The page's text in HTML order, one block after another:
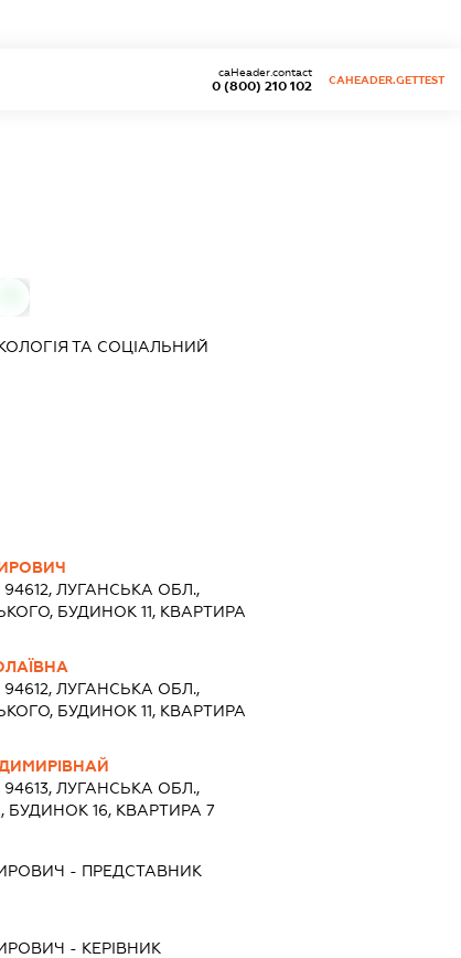
0 (800) 210 102
caHeader.contact
CAHEADER.GETTEST
ТА СОЦІАЛЬНИЙ
94612, ЛУГАНСЬКА ОБЛ.,
БУДИНОК 11, КВАРТИРА
94612, ЛУГАНСЬКА ОБЛ.,
БУДИНОК 11, КВАРТИРА
94613, ЛУГАНСЬКА ОБЛ.,
16, КВАРТИРА 7
- ПРЕДСТАВНИК
- КЕРІВНИК